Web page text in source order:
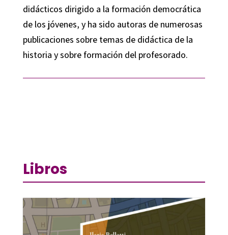
didácticos dirigido a la formación democrática
de los jóvenes, y ha sido autoras de numerosas
publicaciones sobre temas de didáctica de la
historia y sobre formación del profesorado.
Libros